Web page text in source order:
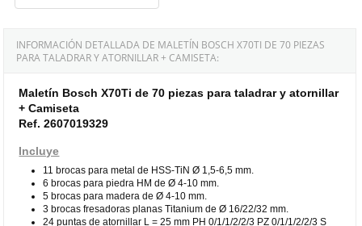
INFORMACIÓN DETALLADA DE MALETÍN BOSCH X70TI DE 70 PIEZAS
PARA TALADRAR Y ATORNILLAR + CAMISETA:
Maletín Bosch X70Ti de 70 piezas para taladrar y atornillar
+ Camiseta
Ref. 2607019329
Incluye
11 brocas para metal de HSS-TiN Ø 1,5-6,5 mm.
6 brocas para piedra HM de Ø 4-10 mm.
5 brocas para madera de Ø 4-10 mm.
3 brocas fresadoras planas Titanium de Ø 16/22/32 mm.
24 puntas de atornillar L = 25 mm PH 0/1/1/2/2/3 PZ 0/1/1/2/2/3 S